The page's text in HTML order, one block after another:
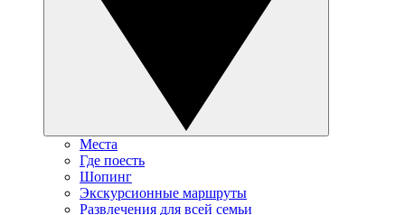
Места
Где поесть
Шопинг
Экскурсионные маршруты
Развлечения для всей семьи